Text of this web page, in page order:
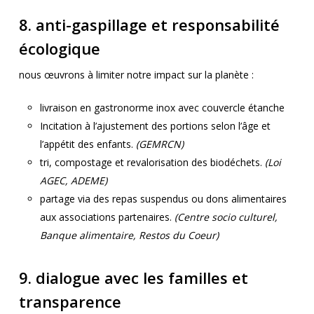
8. anti-gaspillage et responsabilité
écologique
nous œuvrons à limiter notre impact sur la planète :
livraison en gastronorme inox avec couvercle étanche
Incitation à l’ajustement des portions selon l’âge et
l’appétit des enfants. (GEMRCN)
tri, compostage et revalorisation des biodéchets. (Loi
AGEC, ADEME)
partage via des repas suspendus ou dons alimentaires
aux associations partenaires. (Centre socio culturel,
Banque alimentaire, Restos du Coeur)
9. dialogue avec les familles et
transparence